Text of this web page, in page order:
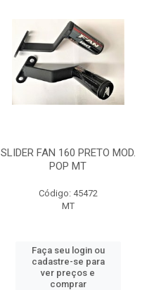
SLIDER FAN 160 PRETO MOD.
POP MT
Código: 45472
MT
Faça seu login ou
cadastre-se para
ver preços e
comprar